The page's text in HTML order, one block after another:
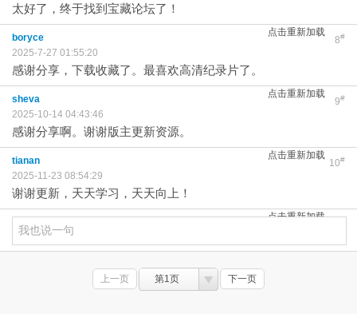
太好了，终于找到宝藏论坛了！
点击重新加载
8#
boryce
2025-7-27 01:55:20
感谢分享，下载收藏了。最喜欢高清纪录片了。
点击重新加载
9#
sheva
2025-10-14 04:43:46
感谢分享啊。谢谢版主更新资源。
点击重新加载
10#
tianan
2025-11-23 08:54:29
谢谢更新，天天学习，天天向上！
点击重新加载
上一页 第1页 下一页